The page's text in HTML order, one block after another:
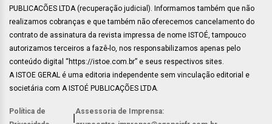
PUBLICACÕES LTDA (recuperação judicial). Informamos também que não
realizamos cobranças e que também não oferecemos cancelamento do
contrato de assinatura da revista impressa de nome ISTOÉ, tampouco
autorizamos terceiros a fazê-lo, nos responsabilizamos apenas pelo
conteúdo digital “https://istoe.com.br” e seus respectivos sites.
A ISTOE GERAL é uma editoria independente sem vinculação editorial e
societária com A ISTOÉ PUBLICAÇÕES LTDA.
Política de
Assessoria de Imprensa: